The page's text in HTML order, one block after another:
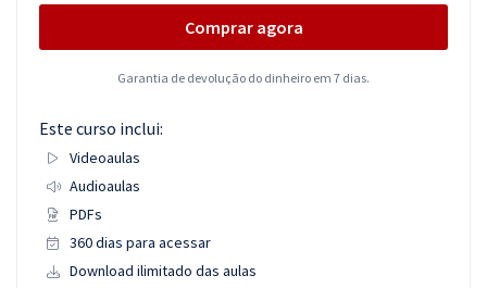
Comprar agora
Garantia de devolução do dinheiro em 7 dias.
Este curso inclui:
Videoaulas
Audioaulas
PDFs
360 dias para acessar
Download ilimitado das aulas